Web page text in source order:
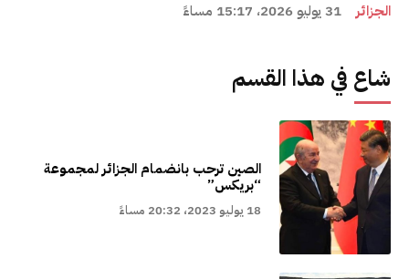
الجزائر 31 يوليو 2026، 15:17 مساءً
شاع في هذا القسم
الصين ترحب بانضمام الجزائر لمجموعة
“بريكس”
18 يوليو 2023، 20:32 مساءً